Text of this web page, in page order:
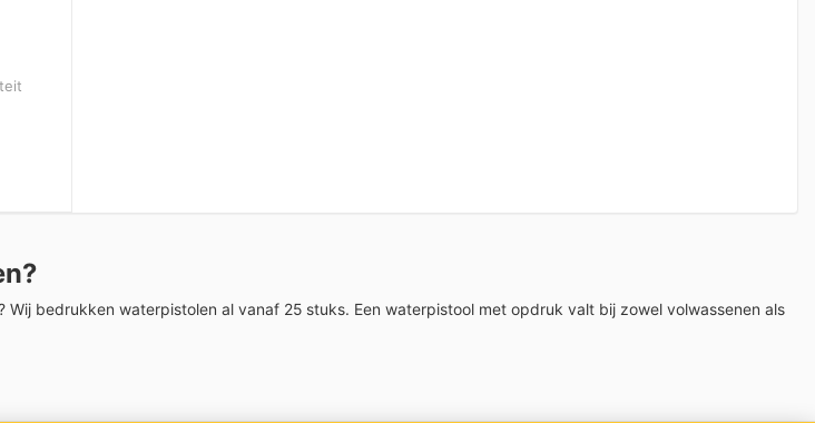
Wij bedrukken waterpistolen al vanaf 25 stuks. Een waterpistool met opdruk valt bij zowel volwassenen als